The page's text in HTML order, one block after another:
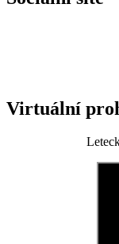
Virtuální